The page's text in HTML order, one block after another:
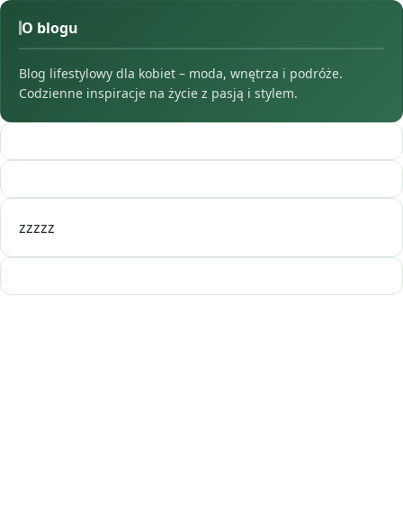
O blogu
Blog lifestylowy dla kobiet – moda, wnętrza i podróże.
Codzienne inspiracje na życie z pasją i stylem.
zzzzz